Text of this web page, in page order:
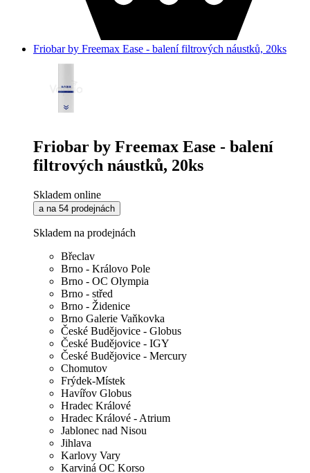
Friobar by Freemax Ease - balení filtrových náustků, 20ks
Friobar by Freemax Ease - balení
filtrových náustků, 20ks
Skladem online
a na 54 prodejnách
Skladem na prodejnách
Břeclav
Brno - Královo Pole
Brno - OC Olympia
Brno - střed
Brno - Židenice
Brno Galerie Vaňkovka
České Budějovice - Globus
České Budějovice - IGY
České Budějovice - Mercury
Chomutov
Frýdek-Místek
Havířov Globus
Hradec Králové
Hradec Králové - Atrium
Jablonec nad Nisou
Jihlava
Karlovy Vary
Karviná OC Korso